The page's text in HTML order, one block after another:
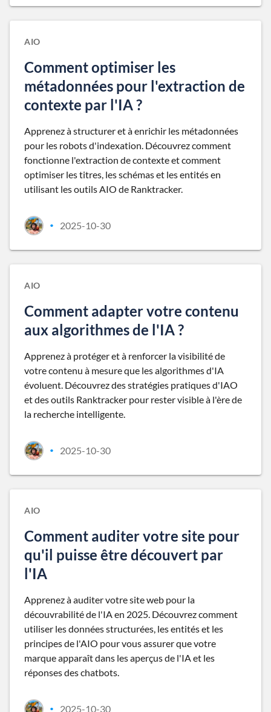
AIO
Comment optimiser les
métadonnées pour l'extraction de
contexte par l'IA ?
Apprenez à structurer et à enrichir les métadonnées
pour les robots d'indexation. Découvrez comment
fonctionne l'extraction de contexte et comment
optimiser les titres, les schémas et les entités en
utilisant les outils AIO de Ranktracker.
• 2025-10-30
AIO
Comment adapter votre contenu
aux algorithmes de l'IA ?
Apprenez à protéger et à renforcer la visibilité de
votre contenu à mesure que les algorithmes d'IA
évoluent. Découvrez des stratégies pratiques d'IAO
et des outils Ranktracker pour rester visible à l'ère de
la recherche intelligente.
• 2025-10-30
AIO
Comment auditer votre site pour
qu'il puisse être découvert par
l'IA
Apprenez à auditer votre site web pour la
découvrabilité de l'IA en 2025. Découvrez comment
utiliser les données structurées, les entités et les
principes de l'AIO pour vous assurer que votre
marque apparaît dans les aperçus de l'IA et les
réponses des chatbots.
• 2025-10-30